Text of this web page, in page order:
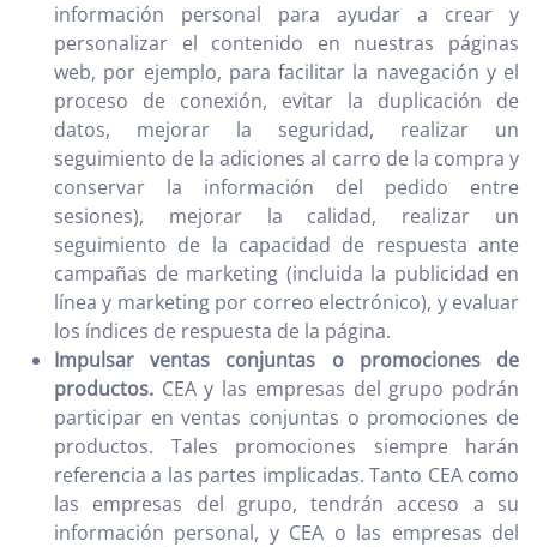
información personal para ayudar a crear y
personalizar el contenido en nuestras páginas
web, por ejemplo, para facilitar la navegación y el
proceso de conexión, evitar la duplicación de
datos, mejorar la seguridad, realizar un
seguimiento de la adiciones al carro de la compra y
conservar la información del pedido entre
sesiones), mejorar la calidad, realizar un
seguimiento de la capacidad de respuesta ante
campañas de marketing (incluida la publicidad en
línea y marketing por correo electrónico), y evaluar
los índices de respuesta de la página.
Impulsar ventas conjuntas o promociones de
productos. CEA y las empresas del grupo podrán
participar en ventas conjuntas o promociones de
productos. Tales promociones siempre harán
referencia a las partes implicadas. Tanto CEA como
las empresas del grupo, tendrán acceso a su
información personal, y CEA o las empresas del